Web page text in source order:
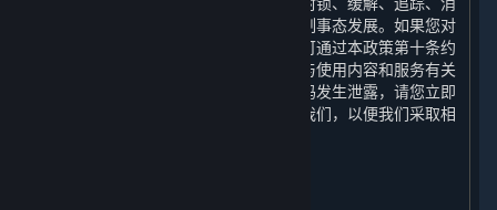
除和恢复等措施进行实施应急处置，控制事态发展。如果您对
我们的个人信息保护措施有任何疑问，可通过本政策第十条约
定的联系方式联系我们。如您发现自己与使用内容和服务有关
的个人信息泄密，尤其是您的账户及密码发生泄露，请您立即
通过本政策第十条约定的联系方式联络我们，以便我们采取相